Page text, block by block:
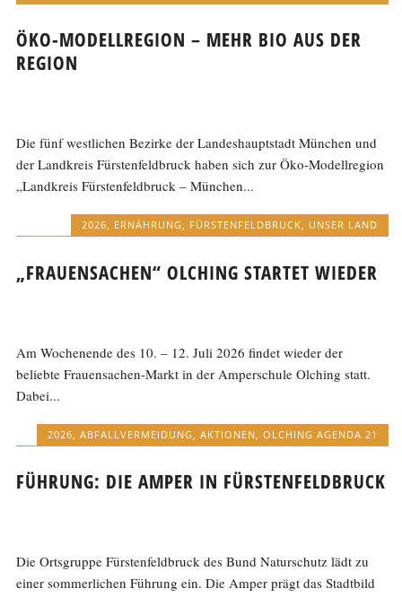
ÖKO-MODELLREGION – MEHR BIO AUS DER
REGION
Die fünf westlichen Bezirke der Landeshauptstadt München und
der Landkreis Fürstenfeldbruck haben sich zur Öko-Modellregion
„Landkreis Fürstenfeldbruck – München...
2026, ERNÄHRUNG, FÜRSTENFELDBRUCK, UNSER LAND
„FRAUENSACHEN“ OLCHING STARTET WIEDER
Am Wochenende des 10. – 12. Juli 2026 findet wieder der
beliebte Frauensachen-Markt in der Amperschule Olching statt.
Dabei...
2026 ABFALLVERMEIDUNG AKTIONEN OLCHING AGENDA 21
FÜHRUNG: DIE AMPER IN FÜRSTENFELDBRUCK
Die Ortsgruppe Fürstenfeldbruck des Bund Naturschutz lädt zu
einer sommerlichen Führung ein. Die Amper prägt das Stadtbild